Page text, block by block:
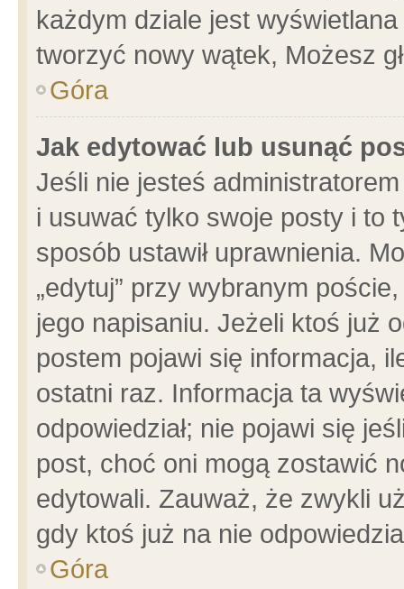
każdym dziale jest
tworzyć nowy wątek, Możesz
Góra
Jak edytować lub usunąć
Jeśli nie jesteś
i usuwać tylko swoje posty i to
sposób ustawił uprawnienia.
„edytuj” przy wybranym
jego napisaniu. Jeżeli ktoś już
postem pojawi się informacja,
ostatni raz. Informacja ta
odpowiedział; nie pojawi się
post, choć oni mogą zostawić
edytowali. Zauważ, że zwykli
gdy ktoś już na nie
Góra